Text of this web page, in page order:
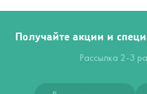
Получайте акции и
Рассылка 2-3